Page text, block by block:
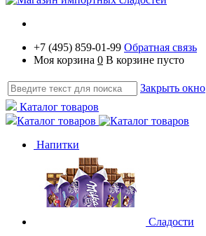
+7 (495) 859-01-99 Обратная связь
Моя корзина 0 В корзине пусто
Закрыть окно
Каталог товаров
Каталог товаров
Напитки
Сладости